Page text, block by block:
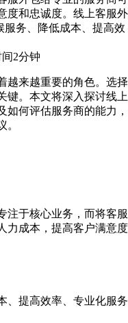
度和忠诚度。线上客服外
服务、降低成本、提高效
2分钟
越来越重要的角色。选择
键。本文将深入探讨线上
如何评估服务商的能力，
。
注于核心业务，而将客服
力成本，提高客户满意度
、提高效率、专业化服务